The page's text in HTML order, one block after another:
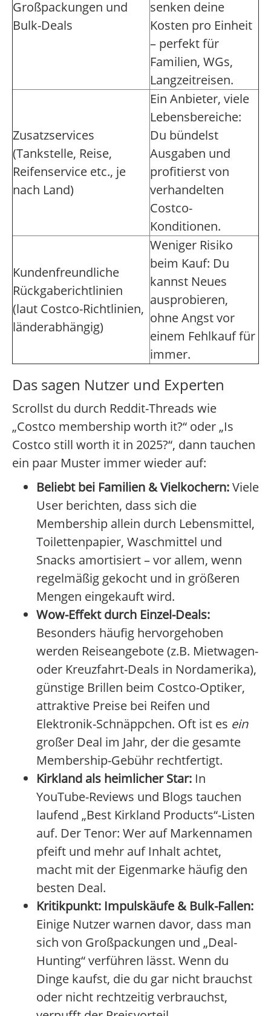
Großpackungen und
Bulk-Deals
senken deine
Kosten pro Einheit
– perfekt für
Familien, WGs,
Langzeitreisen.
Zusatzservices
(Tankstelle, Reise,
Reifenservice etc., je
nach Land)
Ein Anbieter, viele
Lebensbereiche:
Du bündelst
Ausgaben und
profitierst von
verhandelten
Costco-
Konditionen.
Kundenfreundliche
Rückgaberichtlinien
(laut Costco-Richtlinien,
länderabhängig)
Weniger Risiko
beim Kauf: Du
kannst Neues
ausprobieren,
ohne Angst vor
einem Fehlkauf für
immer.
Das sagen Nutzer und Experten
Scrollst du durch Reddit-Threads wie
„Costco membership worth it?“ oder „Is
Costco still worth it in 2025?“, dann tauchen
ein paar Muster immer wieder auf:
Beliebt bei Familien & Vielkochern:Viele
User berichten, dass sich die
Membership allein durch Lebensmittel,
Toilettenpapier, Waschmittel und
Snacks amortisiert – vor allem, wenn
regelmäßig gekocht und in größeren
Mengen eingekauft wird.
Wow-Effekt durch Einzel-Deals:
Besonders häufig hervorgehoben
werden Reiseangebote (z.B. Mietwagen-
oder Kreuzfahrt-Deals in Nordamerika),
günstige Brillen beim Costco-Optiker,
attraktive Preise bei Reifen und
Elektronik-Schnäppchen. Oft ist es ein
großer Deal im Jahr, der die gesamte
Membership-Gebühr rechtfertigt.
Kirkland als heimlicher Star: In
YouTube-Reviews und Blogs tauchen
laufend „Best Kirkland Products“-Listen
auf. Der Tenor: Wer auf Markennamen
pfeift und mehr auf Inhalt achtet,
macht mit der Eigenmarke häufig den
besten Deal.
Kritikpunkt: Impulskäufe & Bulk-Fallen:
Einige Nutzer warnen davor, dass man
sich von Großpackungen und „Deal-
Hunting“ verführen lässt. Wenn du
Dinge kaufst, die du gar nicht brauchst
oder nicht rechtzeitig verbrauchst,